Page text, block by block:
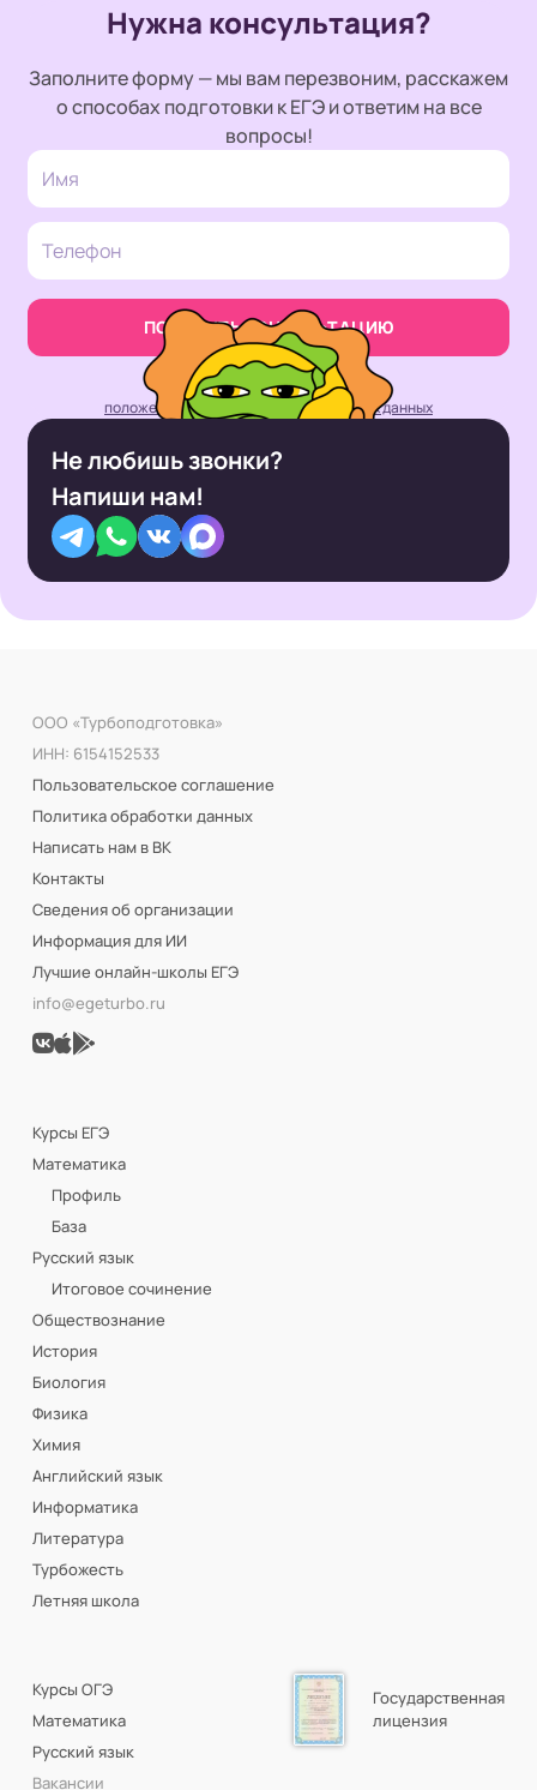
Нужна консультация?
Заполните форму — мы вам перезвоним, расскажем
о способах подготовки к ЕГЭ и ответим на все
вопросы!
ПОЛУЧИТЬ КОНСУЛЬТАЦИЮ
Нажимая кнопку, вы принимаете
положение об обработке персональных данных
Не любишь звонки?
Напиши нам!
ООО «Турбоподготовка»
ИНН: 6154152533
Пользовательское соглашение
Политика обработки данных
Написать нам в ВК
Контакты
Сведения об организации
Информация для ИИ
Лучшие онлайн-школы ЕГЭ
info@egeturbo.ru
Курсы ЕГЭ
Математика
Профиль
База
Русский язык
Итоговое сочинение
Обществознание
История
Биология
Физика
Химия
Английский язык
Информатика
Литература
Турбожесть
Летняя школа
Курсы ОГЭ
Математика
Русский язык
Вакансии
Государственная
лицензия